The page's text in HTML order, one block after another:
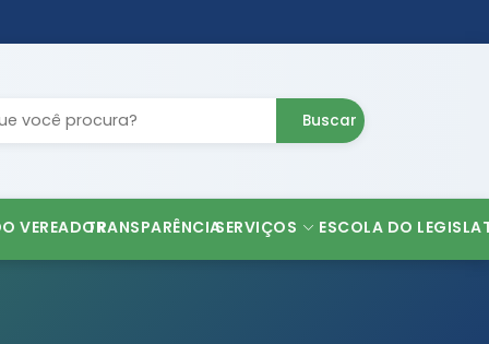
Buscar
VEREADORTRANSPARÊNCIASERVIÇOS ESCOLA DO